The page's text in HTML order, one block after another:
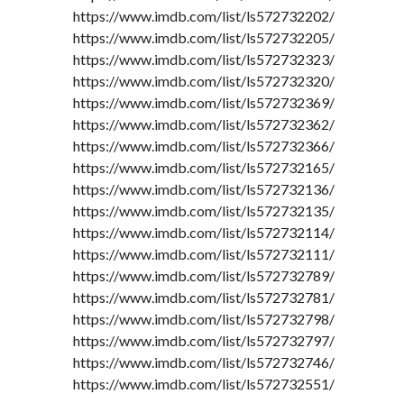
https://www.imdb.com/list/ls572732202/
https://www.imdb.com/list/ls572732205/
https://www.imdb.com/list/ls572732323/
https://www.imdb.com/list/ls572732320/
https://www.imdb.com/list/ls572732369/
https://www.imdb.com/list/ls572732362/
https://www.imdb.com/list/ls572732366/
https://www.imdb.com/list/ls572732165/
https://www.imdb.com/list/ls572732136/
https://www.imdb.com/list/ls572732135/
https://www.imdb.com/list/ls572732114/
https://www.imdb.com/list/ls572732111/
https://www.imdb.com/list/ls572732789/
https://www.imdb.com/list/ls572732781/
https://www.imdb.com/list/ls572732798/
https://www.imdb.com/list/ls572732797/
https://www.imdb.com/list/ls572732746/
https://www.imdb.com/list/ls572732551/